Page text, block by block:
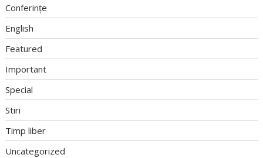
Conferințe
English
Featured
Important
Special
Stiri
Timp liber
Uncategorized